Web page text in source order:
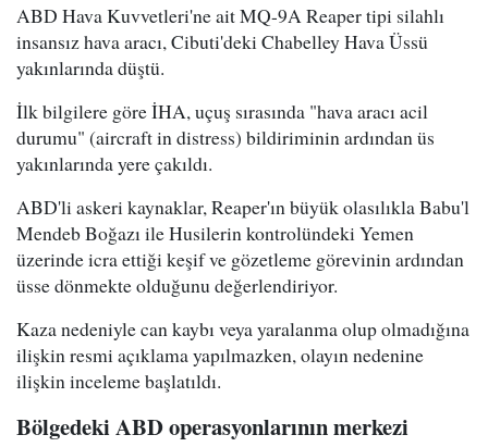
ABD Hava Kuvvetleri'ne ait MQ-9A Reaper tipi silahlı
insansız hava aracı, Cibuti'deki Chabelley Hava Üssü
yakınlarında düştü.
İlk bilgilere göre İHA, uçuş sırasında "hava aracı acil
durumu" (aircraft in distress) bildiriminin ardından üs
yakınlarında yere çakıldı.
ABD'li askeri kaynaklar, Reaper'ın büyük olasılıkla Babu'l
Mendeb Boğazı ile Husilerin kontrolündeki Yemen
üzerinde icra ettiği keşif ve gözetleme görevinin ardından
üsse dönmekte olduğunu değerlendiriyor.
Kaza nedeniyle can kaybı veya yaralanma olup olmadığına
ilişkin resmi açıklama yapılmazken, olayın nedenine
ilişkin inceleme başlatıldı.
Bölgedeki ABD operasyonlarının merkezi